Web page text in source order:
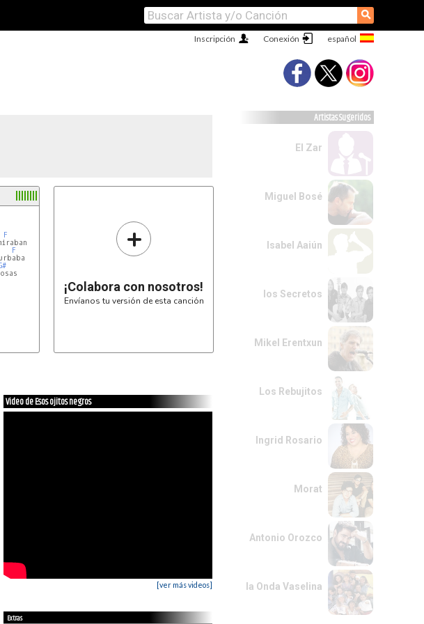
⚲
Conexión
Inscripción
F
F
+
¡Colabora con nosotros!
Envíanos tu versión de esta canción
Video de Esos ojitos negros
[ver más videos]
Extras
Artistas Sugeridos
El Zar
Miguel Bosé
Isabel Aaiún
los Secretos
Mikel Erentxun
Los Rebujitos
Ingrid Rosario
Morat
Antonio Orozco
la Onda Vaselina